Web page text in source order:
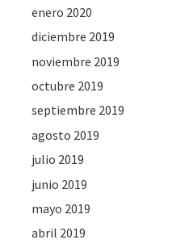
enero 2020
diciembre 2019
noviembre 2019
octubre 2019
septiembre 2019
agosto 2019
julio 2019
junio 2019
mayo 2019
abril 2019